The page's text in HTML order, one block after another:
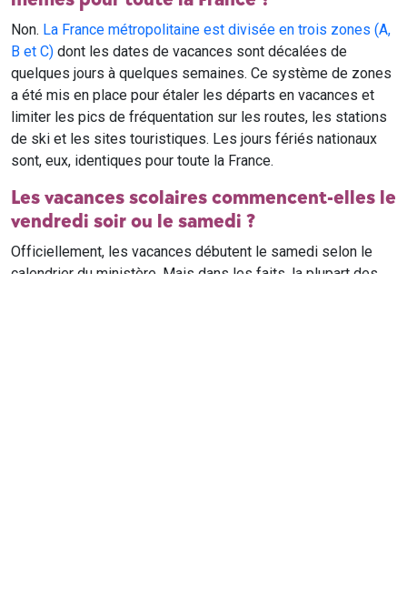
Non. La France métropolitaine est divisée en trois zones (A,
B et C) dont les dates de vacances sont décalées de
quelques jours à quelques semaines. Ce système de zones
a été mis en place pour étaler les départs en vacances et
limiter les pics de fréquentation sur les routes, les stations
de ski et les sites touristiques. Les jours fériés nationaux
sont, eux, identiques pour toute la France.
Les vacances scolaires commencent-elles le
vendredi soir ou le samedi ?
Officiellement, les vacances débutent le samedi selon le
calendrier du ministère. Mais dans les faits, la plupart des